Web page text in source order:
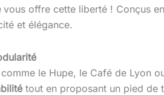
vous offre cette liberté ! Conçus
et élégance.
le Hupe, le Café de Lyon
tout en proposant un pied de